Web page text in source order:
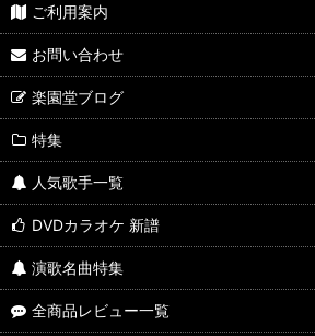
ご利用案内
お問い合わせ
楽園堂ブログ
特集
人気歌手一覧
DVDカラオケ 新譜
演歌名曲特集
全商品レビュー一覧